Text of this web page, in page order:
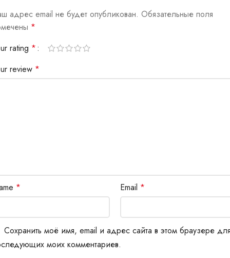
адрес email не будет опубликован. Обязательные поля
*
rating *
review *
* Email *
Сохранить моё имя, email и адрес сайта в этом браузере
моих комментариев.